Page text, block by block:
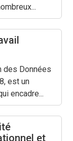
des Données
est un
encadre...
et